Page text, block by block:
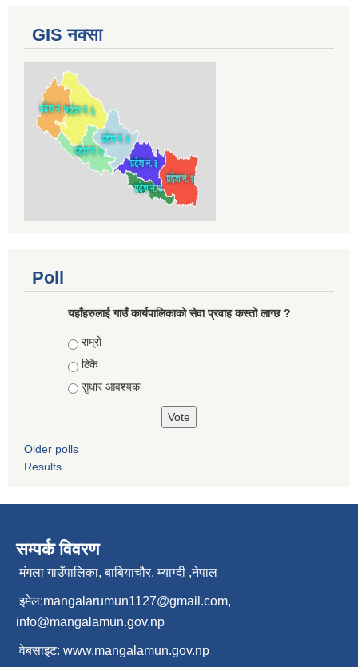
GIS नक्सा
Poll
यहाँहरुलाई गाउँ कार्यपालिकाको सेवा प्रवाह कस्तो लाग्छ ?
Choices
राम्रो
ठिकै
सुधार आवश्यक
Older polls
Results
सम्पर्क विवरण
मंगला गाउँपालिका, बाबियाचौर, म्याग्दी ,नेपाल
इमेल:mangalarumun1127@gmail.com,
info@mangalamun.gov.np
वेबसाइट: www.mangalamun.gov.np